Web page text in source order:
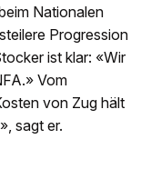
Nationalen
Progression
ist klar: «Wir
Vom
von Zug hält
sagt er.